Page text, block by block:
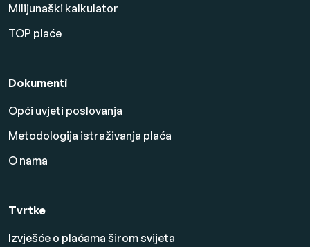
Milijunaški kalkulator
TOP plaće
Dokumenti
Opći uvjeti poslovanja
Metodologija istraživanja plaća
O nama
Tvrtke
Izvješće o plaćama širom svijeta